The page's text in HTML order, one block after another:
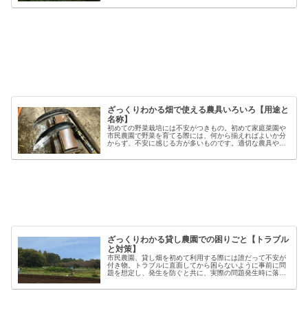
類でも「早生」「中生」「晩生」など...
ざっくりわかる畑で使える農具いろいろ【用途と
名称】
初めての野菜栽培には不安がつきもの。初めて家庭菜園や
市民農園で野菜を育てる際には、何から揃えればよいか分
からず、不安に感じる方が多いものです。適切な農具や資
しますが、種類も多く、初心者には...
ざっくりわかる貸し農園での困りごと【トラブル
と対策】
市民農園、貸し畑を初めて利用する際には誰だって不安が
付き物。トラブルに直面してから困らないように事前に問
題を想定し、発生を防ぐと共に、実際の問題発生時に落ち
【困った】と【トラブル】困りごとト...